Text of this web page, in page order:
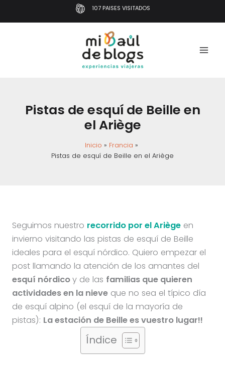
al
107 PAISES VISITADOS
Pistas de esquí de Beille en
el Ariège
Inicio
Francia
Pistas de esquí de Beille en el Ariège
Seguimos nuestro recorrido por el Ariègeen
invierno visitando las pistas de esquí de Beille
ideales para el esquí nórdico. Quiero empezar el
post llamando la atención de los amantes del
esquí nórdicoy de las familias que quieren
actividades en la nieveque no sea el típico día
de esquí alpino (el esquí de la mayoría de
pistas): La estación de Beille es vuestro lugar!!
Índice